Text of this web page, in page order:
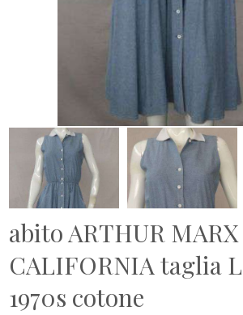
abito ARTHUR MARX
CALIFORNIA taglia
1970s cotone